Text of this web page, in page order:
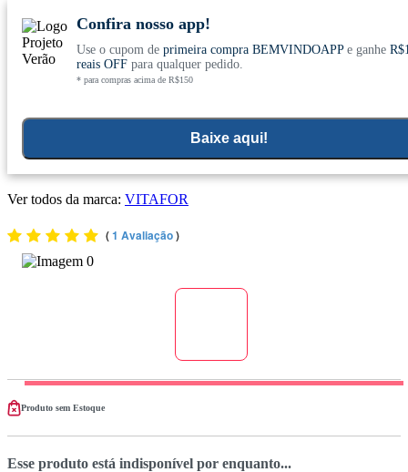
Conheça nosso site novo! E comemore com 0
Confira nosso app!
Use o cupom de primeira compra BEMVINDOAPPe ganhe
reais OFFpara qualquer pedido.
* para compras acima de R$150
Baixe aqui!
Resveratrol
Resveratrol Plus (82,5mg) 60 Cápsulas - Vitafor (venc. 09/2026)
Ver todos da marca: VITAFOR
(1 Avaliação)
Produto sem Estoque
Esse produto está indisponível por enquanto...